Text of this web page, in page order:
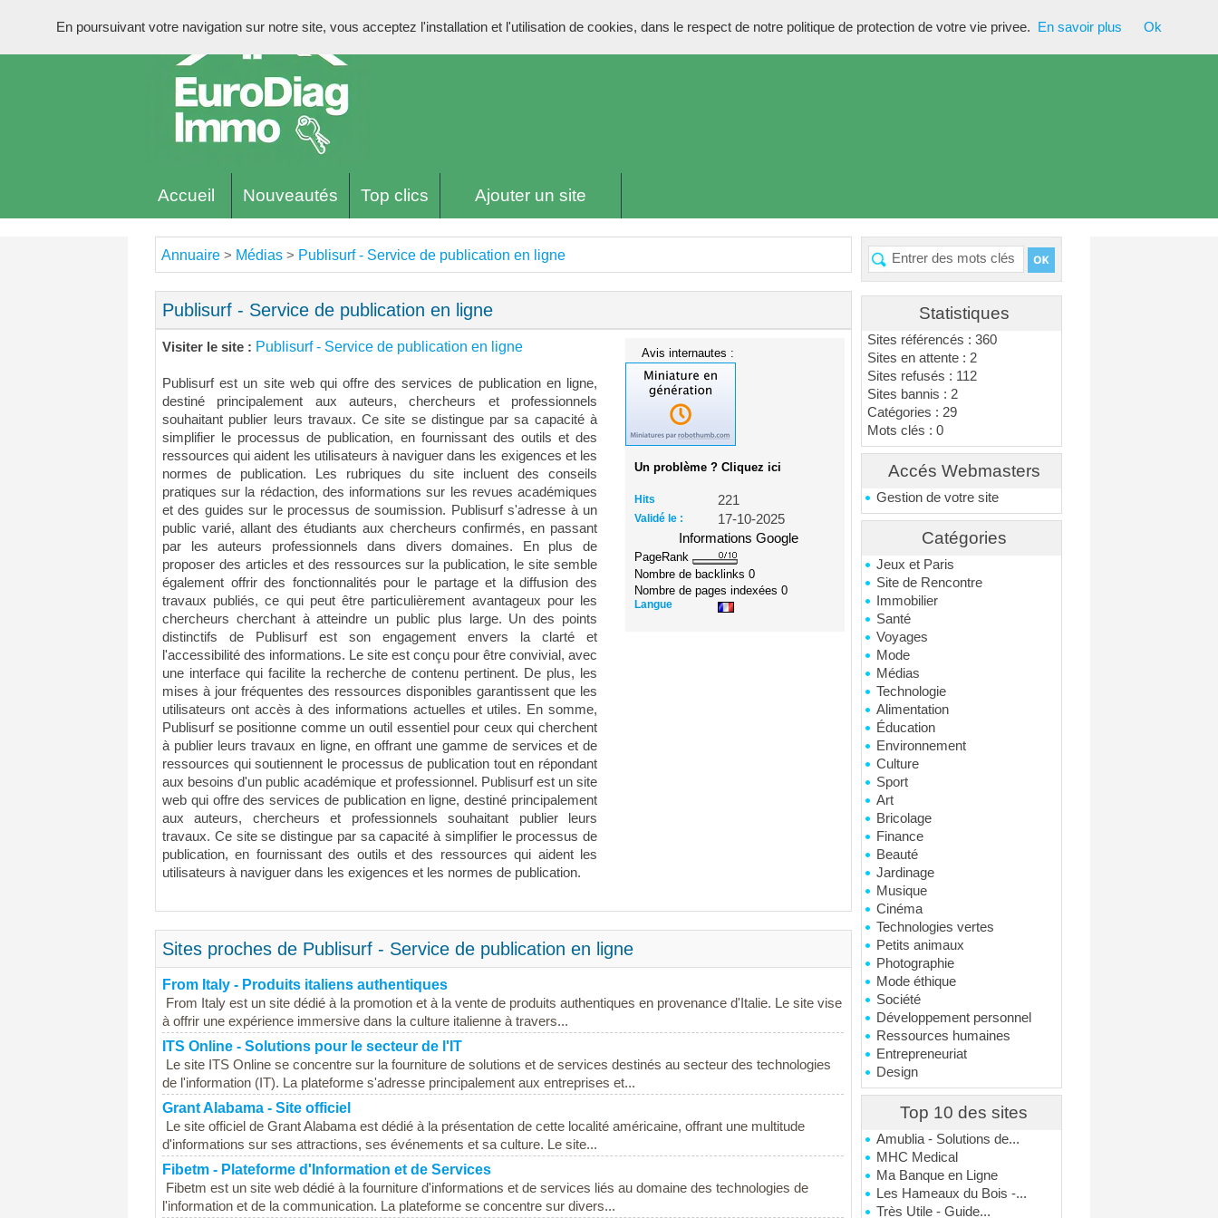
Accueil Nouveautés Top clics Ajouter un site
Statistiques
Sites référencés : 360
Sites en attente : 2
Sites refusés : 112
Sites bannis : 2
Catégories : 29
Mots clés : 0
Accés Webmasters
Gestion de votre site
Catégories
Jeux et Paris
Site de Rencontre
Immobilier
Santé
Voyages
Mode
Médias
Technologie
Alimentation
Éducation
Environnement
Culture
Sport
Art
Bricolage
Finance
Beauté
Jardinage
Musique
Cinéma
Technologies vertes
Petits animaux
Photographie
Mode éthique
Société
Développement personnel
Ressources humaines
Entrepreneuriat
Design
Top 10 des sites
Amublia - Solutions de...
MHC Medical
Ma Banque en Ligne
Les Hameaux du Bois -...
Très Utile - Guide...
Annuaire > Médias > Publisurf - Service de publication en ligne
Publisurf - Service de publication en ligne
Visiter le site : Publisurf - Service de publication en ligne
Publisurf est un site web qui offre des services de publication en ligne,
destiné principalement aux auteurs, chercheurs et professionnels
souhaitant publier leurs travaux. Ce site se distingue par sa capacité à
simplifier le processus de publication, en fournissant des outils et des
ressources qui aident les utilisateurs à naviguer dans les exigences et les
normes de publication. Les rubriques du site incluent des conseils
pratiques sur la rédaction, des informations sur les revues académiques
et des guides sur le processus de soumission. Publisurf s'adresse à un
public varié, allant des étudiants aux chercheurs confirmés, en passant
par les auteurs professionnels dans divers domaines. En plus de
proposer des articles et des ressources sur la publication, le site semble
également offrir des fonctionnalités pour le partage et la diffusion des
travaux publiés, ce qui peut être particulièrement avantageux pour les
chercheurs cherchant à atteindre un public plus large. Un des points
distinctifs de Publisurf est son engagement envers la clarté et
l'accessibilité des informations. Le site est conçu pour être convivial, avec
une interface qui facilite la recherche de contenu pertinent. De plus, les
mises à jour fréquentes des ressources disponibles garantissent que les
utilisateurs ont accès à des informations actuelles et utiles. En somme,
Publisurf se positionne comme un outil essentiel pour ceux qui cherchent
à publier leurs travaux en ligne, en offrant une gamme de services et de
ressources qui soutiennent le processus de publication tout en répondant
aux besoins d'un public académique et professionnel. Publisurf est un site
web qui offre des services de publication en ligne, destiné principalement
aux auteurs, chercheurs et professionnels souhaitant publier leurs
travaux. Ce site se distingue par sa capacité à simplifier le processus de
publication, en fournissant des outils et des ressources qui aident les
utilisateurs à naviguer dans les exigences et les normes de publication.
Avis internautes :
Un problème ? Cliquez ici
Hits 221
Validé le :
17-10-2025
Informations Google
PageRank
Nombre de backlinks0
Nombre de pages indexées0
Langue
Sites proches de Publisurf - Service de publication en ligne
From Italy - Produits italiens authentiques
From Italy est un site dédié à la promotion et à la vente de produits authentiques en provenance d'Italie. Le site vise
à offrir une expérience immersive dans la culture italienne à travers...
ITS Online - Solutions pour le secteur de l'IT
Le site ITS Online se concentre sur la fourniture de solutions et de services destinés au secteur des technologies
de l'information (IT). La plateforme s'adresse principalement aux entreprises et...
Grant Alabama - Site officiel
Le site officiel de Grant Alabama est dédié à la présentation de cette localité américaine, offrant une multitude
d'informations sur ses attractions, ses événements et sa culture. Le site...
Fibetm - Plateforme d'Information et de Services
Fibetm est un site web dédié à la fourniture d'informations et de services liés au domaine des technologies de
l'information et de la communication. La plateforme se concentre sur divers...
En poursuivant votre navigation sur notre site, vous acceptez l'installation et l'utilisation de cookies, dans le respect de notre politique de protection de votre vie privee. En savoir plus Ok